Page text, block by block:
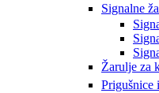
Signalne
Žarulje za
Prigušnice